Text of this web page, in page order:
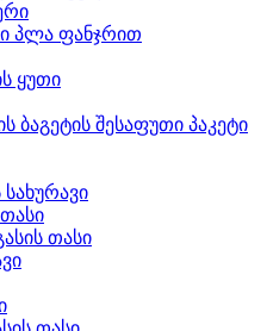
პლა ფანჯრით
ყუთი
ბაგეტის შესაფუთი პაკეტი
სახურავი
თასი